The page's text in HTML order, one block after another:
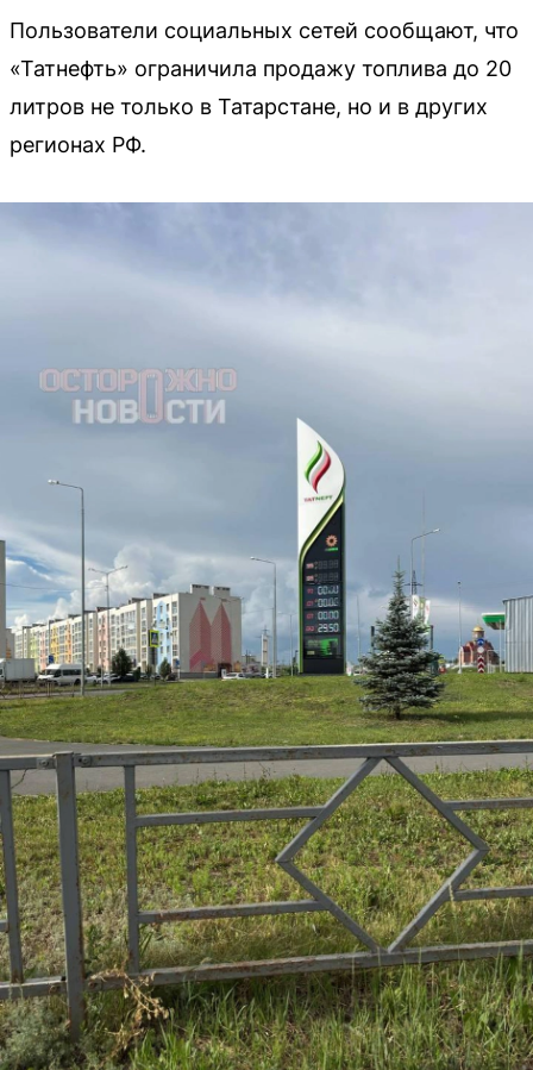
Пользователи социальных сетей сообщают, что
«Татнефть» ограничила продажу топлива до 20
литров не только в Татарстане, но и в других
регионах РФ.